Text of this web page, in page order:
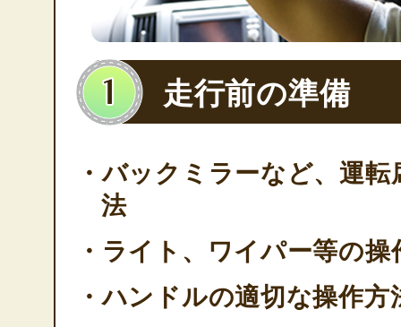
走行前の準備
・バックミラーなど、運
法
・ライト、ワイパー等の
・ハンドルの適切な操作方